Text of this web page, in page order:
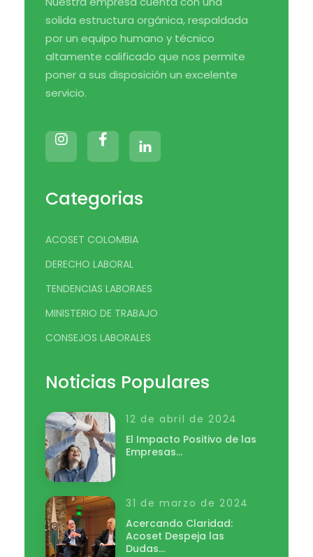
solida estructura orgánica, respaldada
por un equipo humano y técnico
altamente calificado que nos permite
poner a sus disposición un excelente
servicio.
Categorias
ACOSET COLOMBIA
DERECHO LABORAL
TENDENCIAS LABORAES
MINISTERIO DE TRABAJO
CONSEJOS LABORALES
Noticias Populares
12 de abril de 2024
El Impacto Positivo de las
Empresas…
31 de marzo de 2024
Acercando Claridad:
Acoset Despeja las
Dudas…